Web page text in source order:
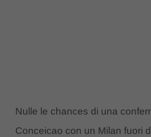
Nulle le chances di una
Conceicao con un Milan fuori